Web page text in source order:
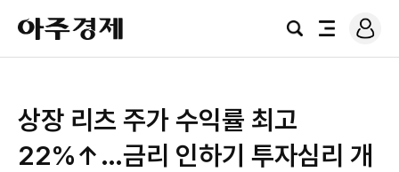
아
주
경
검
전
로
그
상장 리츠 주가 수익률 최고
22%↑…금리 인하기 투자심리 개